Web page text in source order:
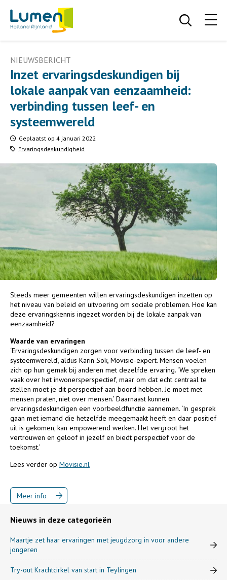
NIEUWSBERICHT
Inzet ervaringsdeskundigen bij
lokale aanpak van eenzaamheid:
verbinding tussen leef- en
systeemwereld
Geplaatst op 4 januari 2022
Ervaringsdeskundigheid
Steeds meer gemeenten willen ervaringsdeskundigen inzetten op
het niveau van beleid en uitvoering om sociale problemen. Hoe kan
deze ervaringskennis ingezet worden bij de lokale aanpak van
eenzaamheid?
Waarde van ervaringen
‘Ervaringsdeskundigen zorgen voor verbinding tussen de leef- en
systeemwereld’, aldus Karin Sok, Movisie-expert. Mensen voelen
zich op hun gemak bij anderen met dezelfde ervaring. ‘We spreken
vaak over het inwonersperspectief, maar om dat echt centraal te
stellen moet je dit perspectief aan boord hebben. Je moet met
mensen praten, niet over mensen.’ Daarnaast kunnen
ervaringsdeskundigen een voorbeeldfunctie aannemen. ‘In gesprek
gaan met iemand die hetzelfde meegemaakt heeft en daar positief
uit is gekomen, kan empowerend werken. Het vergroot het
vertrouwen en geloof in jezelf en biedt perspectief voor de
toekomst.’
Lees verder op Movisie.nl
Meer info
Nieuws in deze categorieën
Maartje zet haar ervaringen met jeugdzorg in voor andere
jongeren
Try-out Krachtcirkel van start in Teylingen